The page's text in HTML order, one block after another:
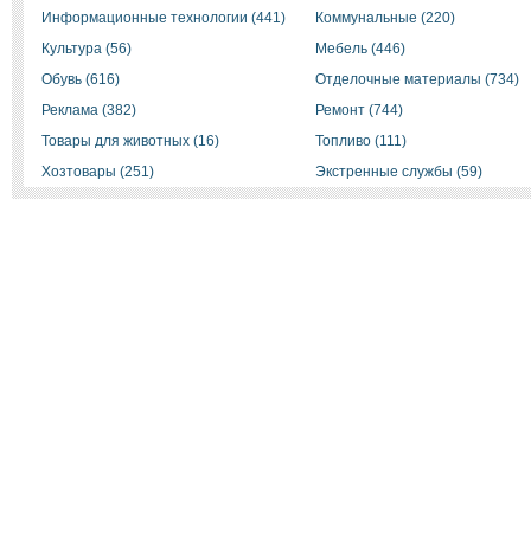
Информационные технологии (441)
Коммунальные (220)
Культура (56)
Мебель (446)
Обувь (616)
Отделочные материалы (734)
Реклама (382)
Ремонт (744)
Товары для животных (16)
Топливо (111)
Хозтовары (251)
Экстренные службы (59)